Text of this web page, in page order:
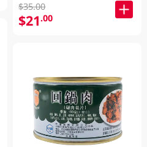
$35.00
$21.00